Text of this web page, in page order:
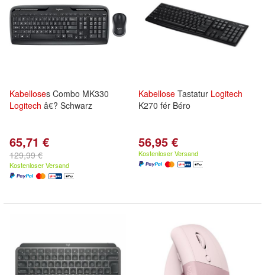
Kabelloses Combo MK330
Logitech â€? Schwarz
65,71 €
129,99 €
Kostenloser Versand
Kabellose Tastatur Logitech
K270 fér Béro
56,95 €
Kostenloser Versand